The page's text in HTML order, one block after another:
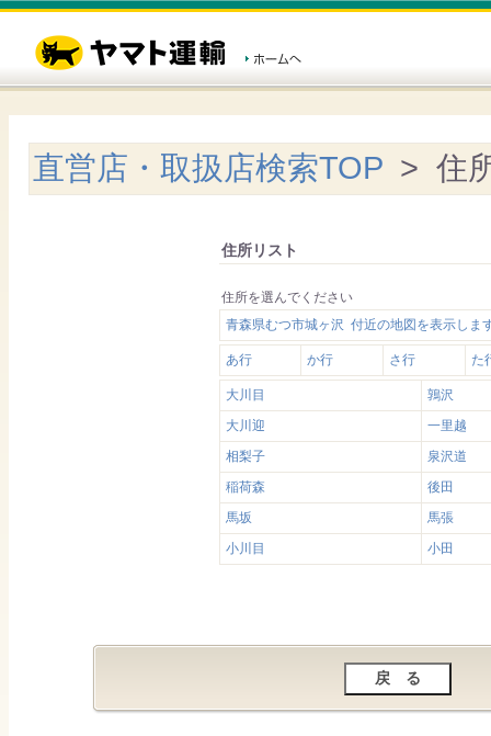
直営店・取扱店検索TOP > 住
住所リスト
住所を選んでください
青森県むつ市城ヶ沢 付近の地図を表示しま
あ行 か行 さ行 た
大川目
鶉沢
大川迎
一里越
相梨子
泉沢道
稲荷森
後田
馬坂
馬張
小川目
小田